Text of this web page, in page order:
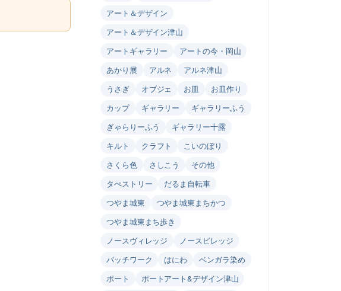
アート＆デザイン
アート＆デザイン津山
アートギャラリー
アートの今・岡山
あかり展
アルネ
アルネ津山
うさぎ
オブジェ お皿
お皿作り
カップ
ギャラリー
ギャラリーふう
ぎゃらりーふう
ギャラリー十露
キルト
クラフト
こいのぼり
さくら色
さしこう
その他
タぺストリー
だるま自転車
つやま城東
つやま城東まちかつ
つやま城東まち歩き
ノースヴィレッジ
ノースビレッジ
パッチワーク
はにわ
ベンガラ染め
ポート
ポートアート&デザイン津山